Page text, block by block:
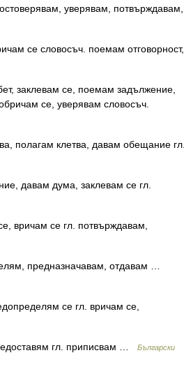
уверявам, потвърждавам,
се словосъч. поемам отговорност,
заклевам се, поемам задължение,
се, уверявам словосъч.
полагам клетва, давам обещание гл.
давам дума, заклевам се гл.
вричам се гл. потвърждавам,
предназначавам, отдавам …
се гл. вричам се,
гл. приписвам …
Български